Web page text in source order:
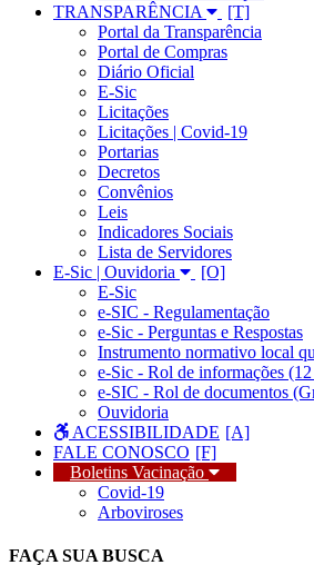
TRANSPARÊNCIA
Portal da Transparência
Portal de Compras
Diário Oficial
E-Sic
Licitações
Licitações | Covid-19
Portarias
Decretos
Convênios
Leis
Indicadores Sociais
Lista de Servidores
E-Sic | Ouvidoria
E-Sic
e-SIC - Regulamentação
e-Sic - Perguntas e Respostas
Instrumento normativo local
e-Sic - Rol de informações (12
e-SIC - Rol de documentos
Ouvidoria
ACESSIBILIDADE
FALE CONOSCO
Boletins Vacinação
Covid-19
Arboviroses
FAÇA SUA BUSCA